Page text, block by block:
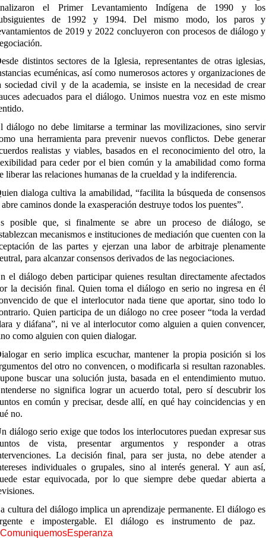
el Primer Levantamiento Indígena de 1990 y los
de 1992 y 1994. Del mismo modo, los paros y
de 2019 y 2022 concluyeron con procesos de diálogo y
distintos sectores de la Iglesia, representantes de otras iglesias,
ecuménicas, así como numerosos actores y organizaciones de
sociedad civil y de la academia, se insiste en la necesidad de crear
adecuados para el diálogo. Unimos nuestra voz en este mismo
diálogo no debe limitarse a terminar las movilizaciones, sino servir
una herramienta para prevenir nuevos conflictos. Debe generar
realistas y viables, basados en el reconocimiento del otro, la
para ceder por el bien común y la amabilidad como forma
liberar las relaciones humanas de la crueldad y la indiferencia.
dialoga cultiva la amabilidad, “facilita la búsqueda de consensos
caminos donde la exasperación destruye todos los puentes”.
posible que, si finalmente se abre un proceso de diálogo, se
mecanismos e instituciones de mediación que cuenten con la
de las partes y ejerzan una labor de arbitraje plenamente
para alcanzar consensos derivados de las negociaciones.
el diálogo deben participar quienes resultan directamente afectados
la decisión final. Quien toma el diálogo en serio no ingresa en él
de que el interlocutor nada tiene que aportar, sino todo lo
Quien participa de un diálogo no cree poseer “toda la verdad
y diáfana”, ni ve al interlocutor como alguien a quien convencer,
como alguien con quien dialogar.
en serio implica escuchar, mantener la propia posición si los
del otro no convencen, o modificarla si resultan razonables.
buscar una solución justa, basada en el entendimiento mutuo.
no significa lograr un acuerdo total, pero sí descubrir los
en común y precisar, desde allí, en qué hay coincidencias y en
no.
diálogo serio exige que todos los interlocutores puedan expresar sus
de vista, presentar argumentos y responder a otras
La decisión final, para ser justa, no debe atender a
individuales o grupales, sino al interés general. Y aun así,
estar equivocada, por lo que siempre debe quedar abierta a
cultura del diálogo implica un aprendizaje permanente. El diálogo es
e impostergable. El diálogo es instrumento de paz.